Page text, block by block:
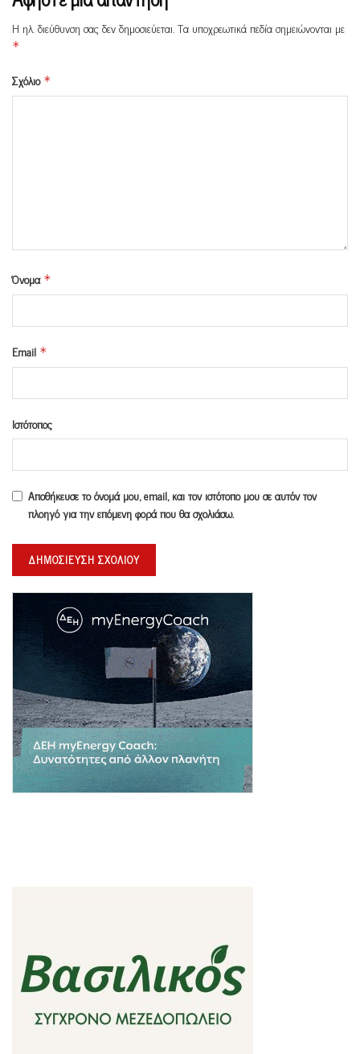
Η ηλ. διεύθυνση σας δεν δημοσιεύεται.Τα υποχρεωτικά πεδία σημειώνονται με
*
Σχόλιο *
Όνομα *
Email *
Ιστότοπος
Αποθήκευσε το όνομά μου, email, και τον ιστότοπο μου σε αυτόν τον
πλοηγό για την επόμενη φορά που θα σχολιάσω.